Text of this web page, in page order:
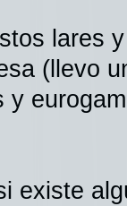
lares
(llevo
y
existe